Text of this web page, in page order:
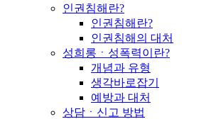
인권침해란?
인권침해란?
인권침해의 대처
성희롱ㆍ성폭력이란?
개념과 유형
생각바로잡기
예방과 대처
상담ㆍ신고 방법